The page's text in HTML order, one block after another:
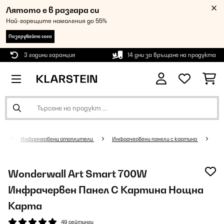
Лятото е в разгара си
Най-горещите намаления до 55%
Пазарувайте сега
3 години гаранция 14 дни за връщане на продукта
Инфрачервени отоплители Инфрачервени панели с картина
Wonderwall Art Smart 700W
Инфрачервен Панел С Картина Нощна
Карта
49 рейтинги